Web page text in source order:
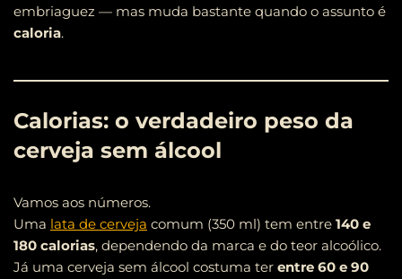
embriaguez — mas muda bastante quando o assunto é
caloria.
Calorias: o verdadeiro peso da
cerveja sem álcool
Vamos aos números.
Uma lata de cerveja comum (350 ml) tem entre 140 e
180 calorias, dependendo da marca e do teor alcoólico.
Já uma cerveja sem álcool costuma ter entre 60 e 90